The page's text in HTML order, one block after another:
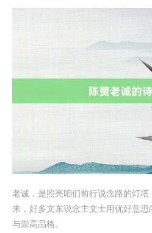
老诚，是照亮咱们前行说念路的灯
来，好多文东说念主文士用优好意
与崇高品格。